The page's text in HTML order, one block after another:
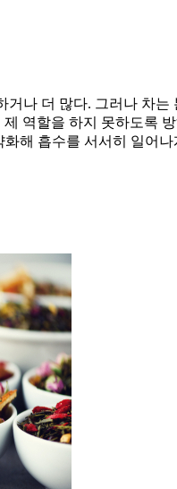
나 더 많다. 그러나 차는
역할을 하지 못하도록
해 흡수를 서서히 일어